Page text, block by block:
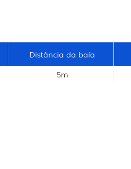
Distância da baía
5m